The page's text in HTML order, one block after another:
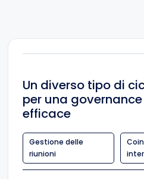
Un diverso tipo di
per una
efficace
Gestione delle
riunioni